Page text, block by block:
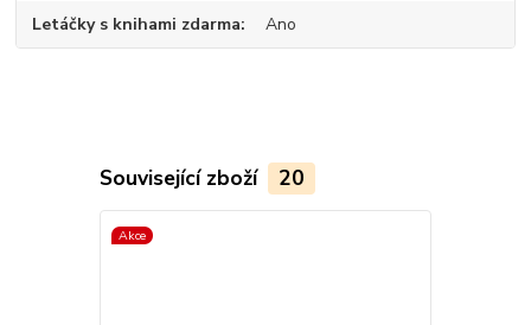
Letáčky s knihami zdarma Ano
Související zboží 20
Akce